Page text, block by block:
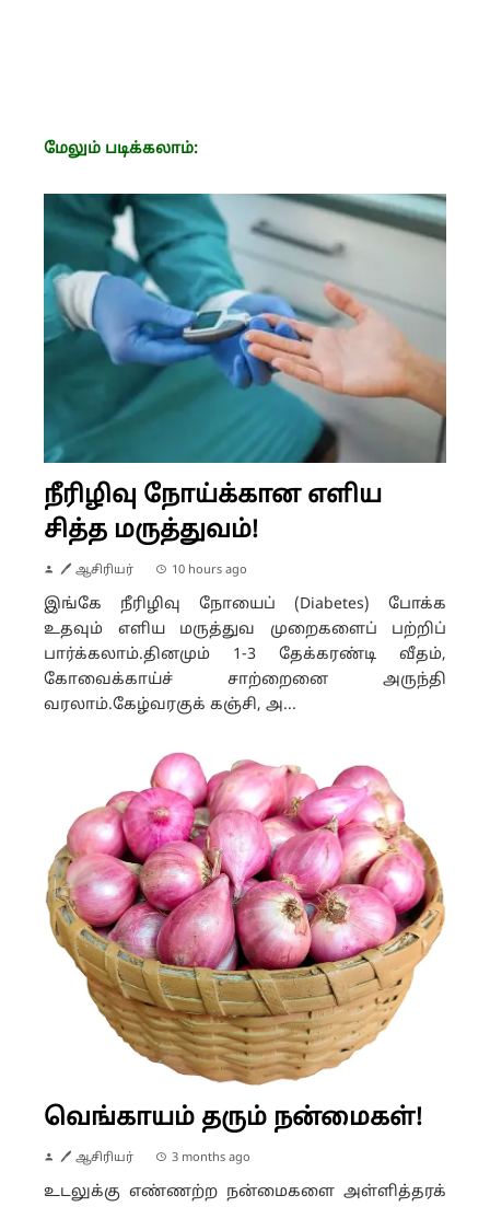
மேலும் படிக்கலாம்:
நீரிழிவு நோய்க்கான எளிய
சித்த மருத்துவம்!
🖊 ஆசிரியர் 10 hours ago
இங்கே நீரிழிவு நோயைப் (Diabetes) போக்க
உதவும் எளிய மருத்துவ முறைகளைப் பற்றிப்
பார்க்கலாம்.தினமும் 1-3 தேக்கரண்டி வீதம்,
கோவைக்காய்ச் சாற்றைனை அருந்தி
வரலாம்.கேழ்வரகுக் கஞ்சி, அ...
வெங்காயம் தரும் நன்மைகள்!
🖊 ஆசிரியர் 3 months ago
உடலுக்கு எண்ணற்ற நன்மைகளை அள்ளித்தரக்